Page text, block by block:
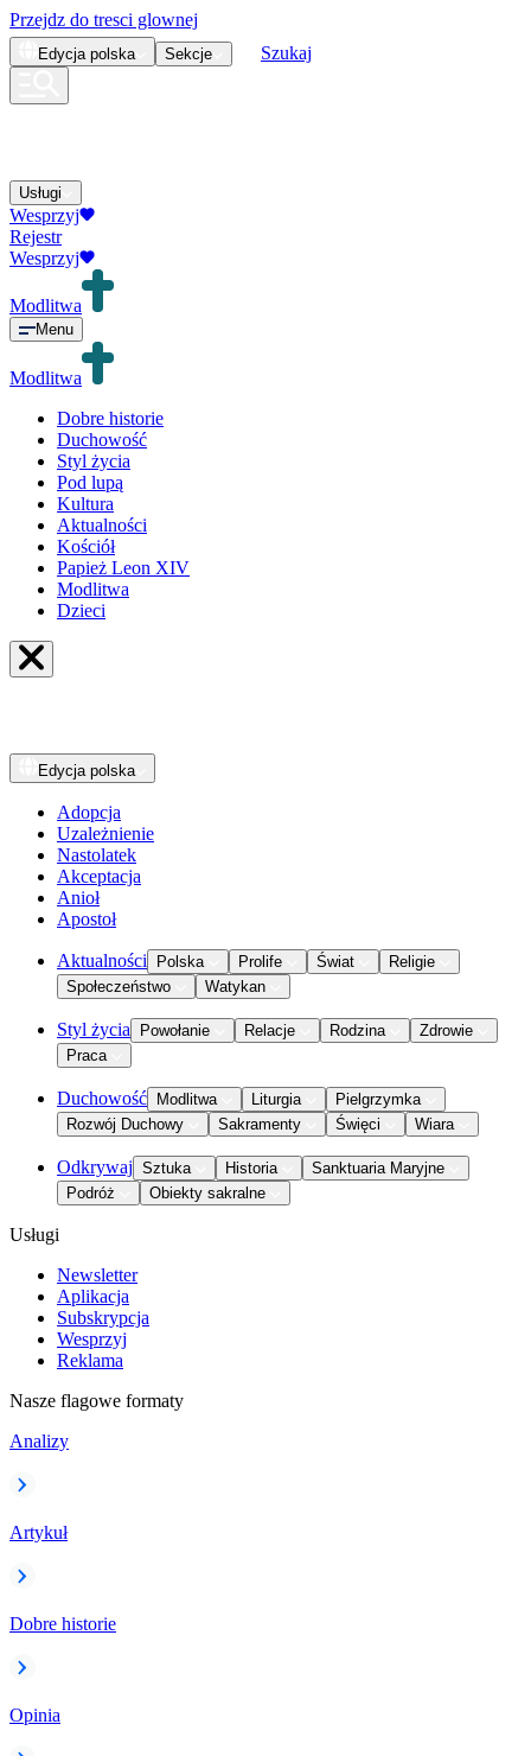
Przejdz do tresci glownej
Edycja polska Sekcje Szukaj
Usługi
Wesprzyj
Rejestr
Wesprzyj
Modlitwa
Menu
Modlitwa
Dobre historie
Duchowość
Styl życia
Pod lupą
Kultura
Aktualności
Kościół
Papież Leon XIV
Modlitwa
Dzieci
Edycja polska
Adopcja
Uzależnienie
Nastolatek
Akceptacja
Anioł
Apostoł
Aktualności Polska Prolife Świat
Religie
Społeczeństwo
Watykan
Styl życia Powołanie Relacje Rodzina
Zdrowie
Praca
Duchowość Modlitwa Liturgia
Pielgrzymka
Rozwój Duchowy
Sakramenty Święci Wiara
Odkrywaj Sztuka Historia
Sanktuaria Maryjne
Podróż
Obiekty sakralne
Usługi
Newsletter
Aplikacja
Subskrypcja
Wesprzyj
Reklama
Nasze flagowe formaty
Analizy
Artykuł
Dobre historie
Opinia